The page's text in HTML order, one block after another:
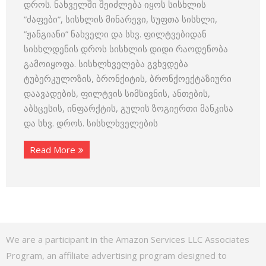
დროს. ნახველში შეიძლება იყოს სისხლის
”ძაფები”, სისხლის მინარევი, სუფთა სისხლი,
”ჟანგიანი” ნახველი და სხვ. ფილტვებიდან
სისხლდენის დროს სისხლის დიდი რაოდენობა
გამოიყოფა. სისხლხველება გვხვდება
ტუბერკულოზის, ბრონქიტის, ბრონქოექტაზიური
დაავადების, ფილტვის სიმსივნის, ანთების,
აბსცესის, ინფარქტის, გულის ზოგიერთი მანკისა
და სხვ. დროს. სისხლხველების
Read More
We are a participant in the Amazon Services LLC Associates
Program, an affiliate advertising program designed to